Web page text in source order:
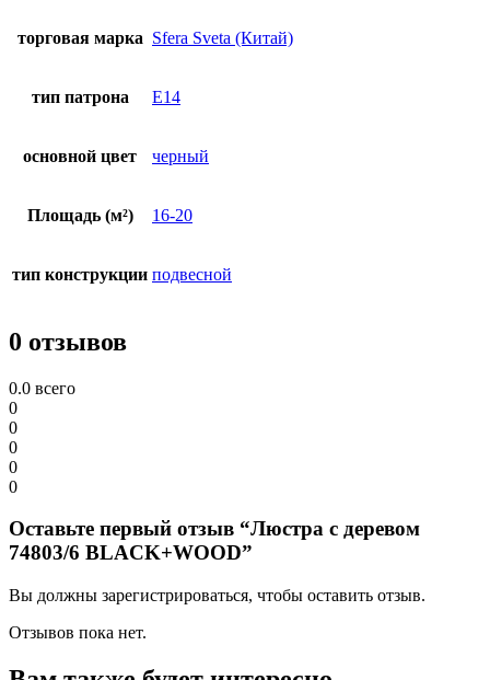
торговая марка Sfera Sveta (Китай)
тип патрона E14
основной цвет черный
Площадь (м²) 16-20
тип конструкции подвесной
0 отзывов
0.0 всего
0
0
0
0
0
Оставьте первый отзыв “Люстра с деревом
74803/6 BLACK+WOOD”
Вы должны зарегистрироваться, чтобы оставить отзыв.
Отзывов пока нет.